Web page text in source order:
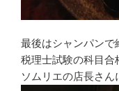
最後はシャンパンで
税理士試験の科目合
ソムリエの店長さん